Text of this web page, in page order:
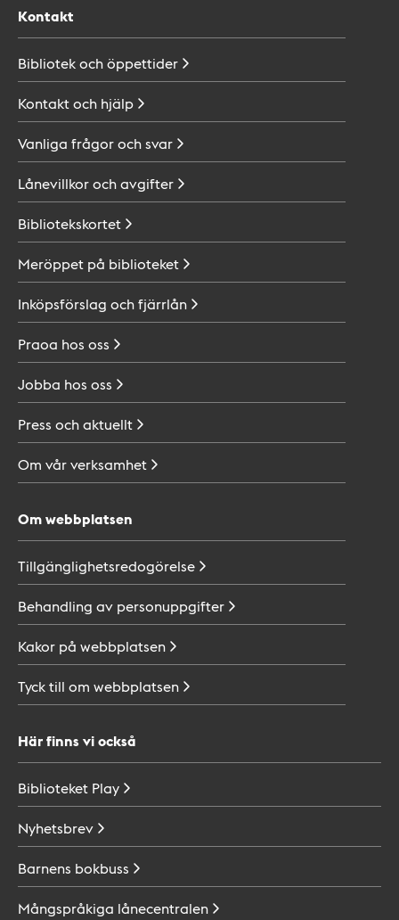
Kontakt
Bibliotek ochöppettider
Kontakt och hjälp
Vanliga frågor ochsvar
Lånevillkor ochavgifter
Bibliotekskortet
Meröppet på biblioteket
Inköpsförslag ochfjärrlån
Praoa hos oss
Jobba hos oss
Press ochaktuellt
Om vårverksamhet
Om webbplatsen
Tillgänglighetsredogörelse
Behandling av personuppgifter
Kakor på webbplatsen
Tyck till om webbplatsen
Här finns vi också
Biblioteket Play
Nyhetsbrev
Barnens bokbuss
Mångspråkiga lånecentralen